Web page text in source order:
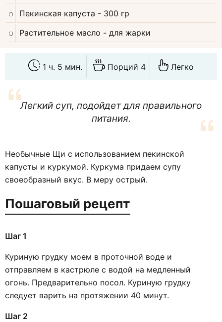
Пекинская капуста - 300 гр
Растительное масло - для жарки
1 ч. 5 мин. Порций 4 Легко
Легкий суп, подойдет для правильного
питания.
Необычные Щи с использованием пекинской
капусты и куркумой. Куркума придаем супу
своеобразный вкус. В меру острый.
Пошаговый рецепт
Шаг 1
Куриную грудку моем в проточной воде и
отправляем в кастрюле с водой на медленный
огонь. Предварительно посол. Куриную грудку
следует варить на протяжении 40 минут.
Шаг 2